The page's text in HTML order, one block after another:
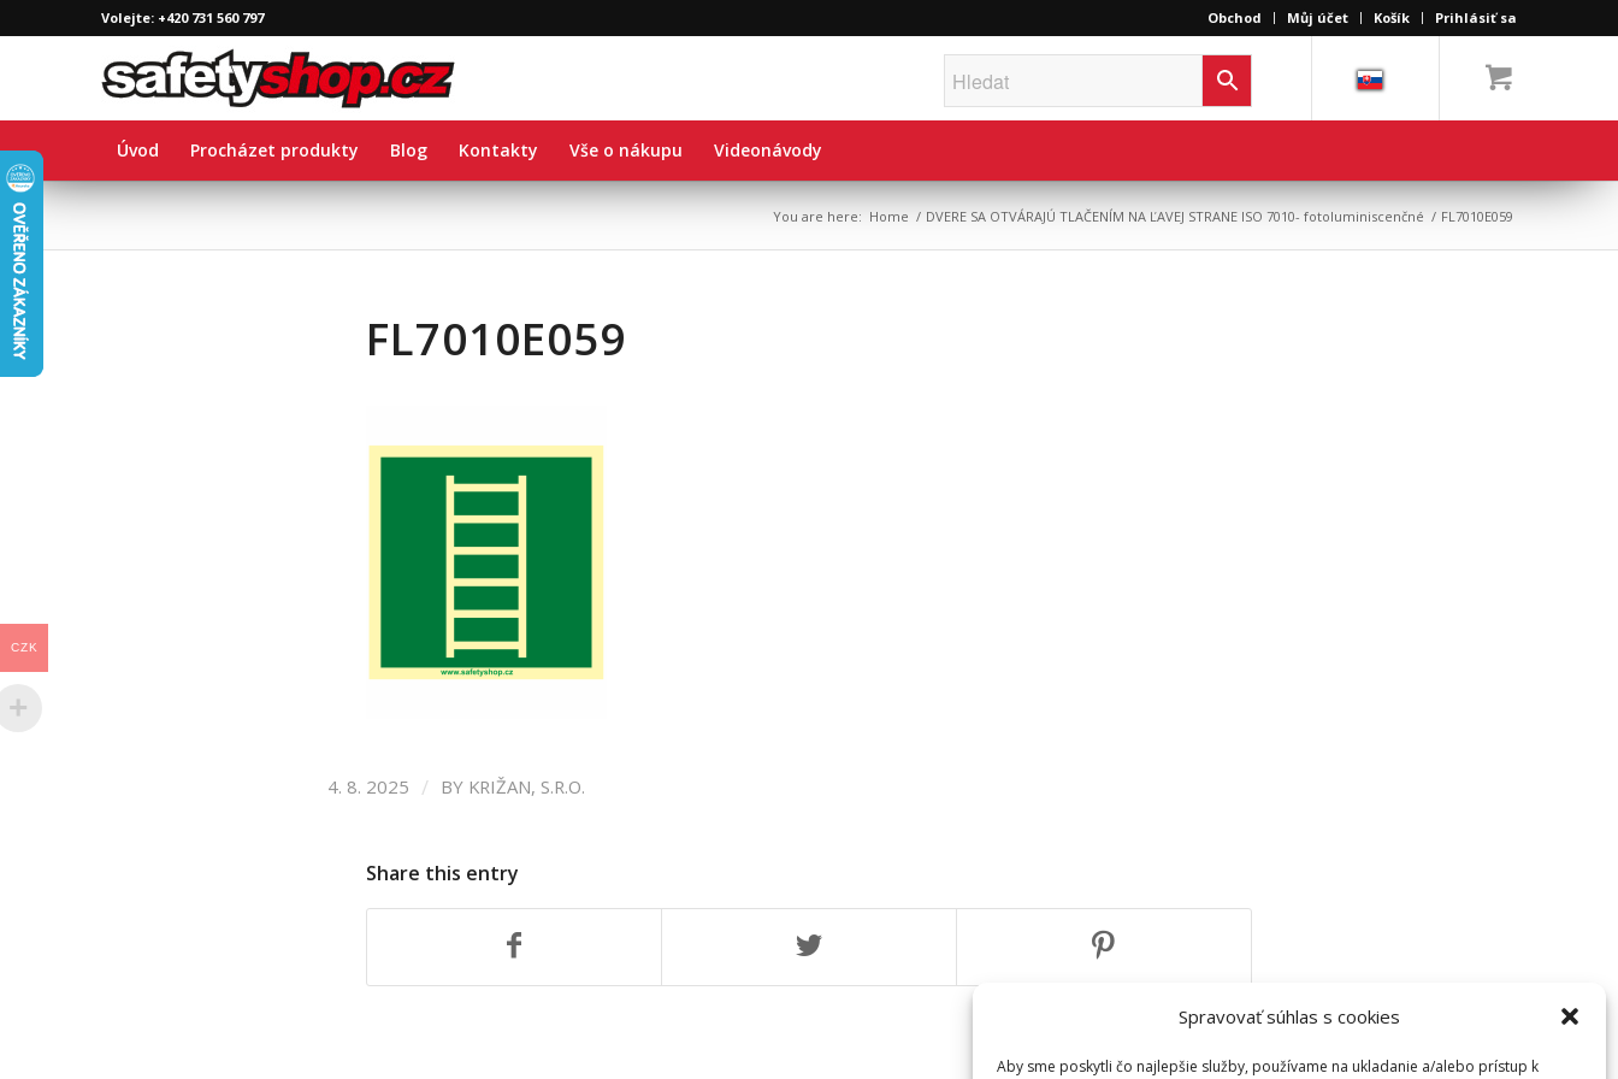
Spravovať súhlas s cookies
Aby sme poskytli čo najlepšie služby, používame na ukladanie a/alebo prístup k
Obchod Můj účet Košík Prihlásiť sa
Volejte: +420 731 560 797
Úvod Procházet produkty Blog Kontakty Vše o nákupu Videonávody
You are here: Home / DVERE SA OTVÁRAJÚ TLAČENÍM NA ĽAVEJ STRANE ISO 7010- fotoluminiscenčné / FL7010E059
FL7010E059
4. 8. 2025 / BY KRIŽAN, S.R.O.
Share this entry
CZK